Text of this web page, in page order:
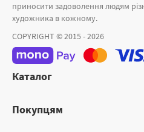
приносити задоволення людям
художника в кожному.
COPYRIGHT © 2015 - 2026
Каталог
Покупцям